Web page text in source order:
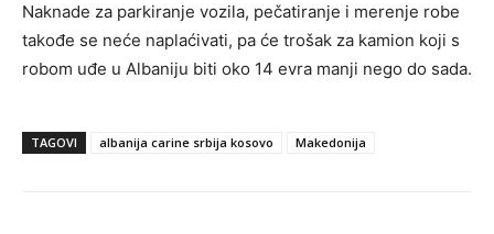
Naknade za parkiranje vozila, pečatiranje i merenje robe
takođe se neće naplaćivati, pa će trošak za kamion koji s
robom uđe u Albaniju biti oko 14 evra manji nego do sada.
TAGOVI albanija carine srbija kosovo Makedonija